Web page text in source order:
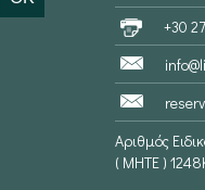
+30
Αριθμός
( ΜΗΤΕ )